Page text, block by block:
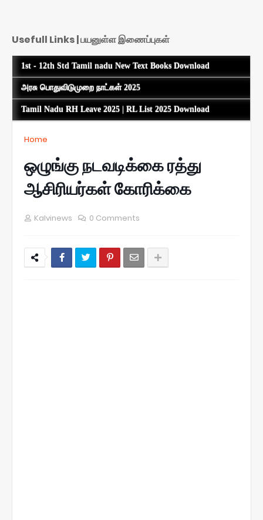
Usefull Links | பயனுள்ள இணைப்புகள்
1st - 12th Std Tamil nadu New Text Books Download
அரசு பொதுவிடுமுறை நாட்கள் 2025
Tamil Nadu RH Leave 2025 | RL List 2025 Download
Home
ஒழுங்கு நடவடிக்கை ரத்து
ஆசிரியர்கள் கோரிக்கை
Kalvinews 0 Comments